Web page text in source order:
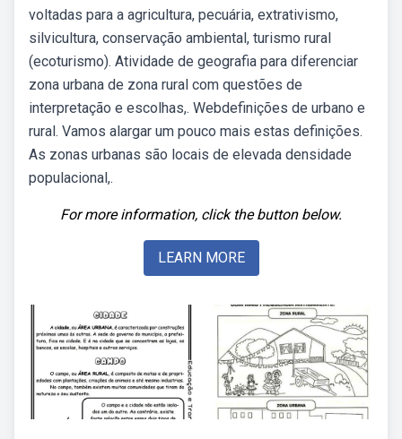
voltadas para a agricultura, pecuária, extrativismo,
silvicultura, conservação ambiental, turismo rural
(ecoturismo). Atividade de geografia para diferenciar
zona urbana de zona rural com questões de
interpretação e escolhas,. Webdefinições de urbano e
rural. Vamos alargar um pouco mais estas definições.
As zonas urbanas são locais de elevada densidade
populacional,.
For more information, click the button below.
LEARN MORE